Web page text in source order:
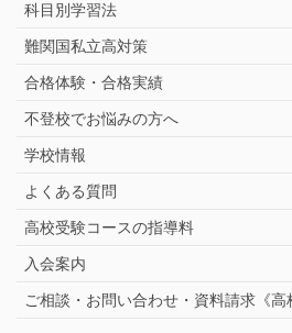
科目別学習法
難関国私立高対策
合格体験・合格実績
不登校でお悩みの方へ
学校情報
よくある質問
高校受験コースの指導料
入会案内
ご相談・お問い合わせ・資料請求《高